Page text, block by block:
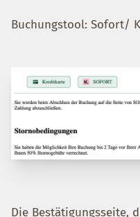
Buchungstool: Sofort/
Die Bestätigungsseite,